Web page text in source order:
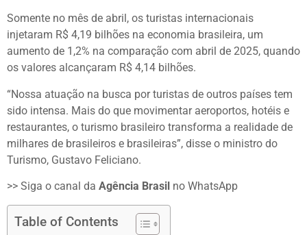
Somente no mês de abril, os turistas internacionais
injetaram R$ 4,19 bilhões na economia brasileira, um
aumento de 1,2% na comparação com abril de 2025, quando
os valores alcançaram R$ 4,14 bilhões.
“Nossa atuação na busca por turistas de outros países tem
sido intensa. Mais do que movimentar aeroportos, hotéis e
restaurantes, o turismo brasileiro transforma a realidade de
milhares de brasileiros e brasileiras”, disse o ministro do
Turismo, Gustavo Feliciano.
>> Siga o canal da Agência Brasil no WhatsApp
Table of Contents